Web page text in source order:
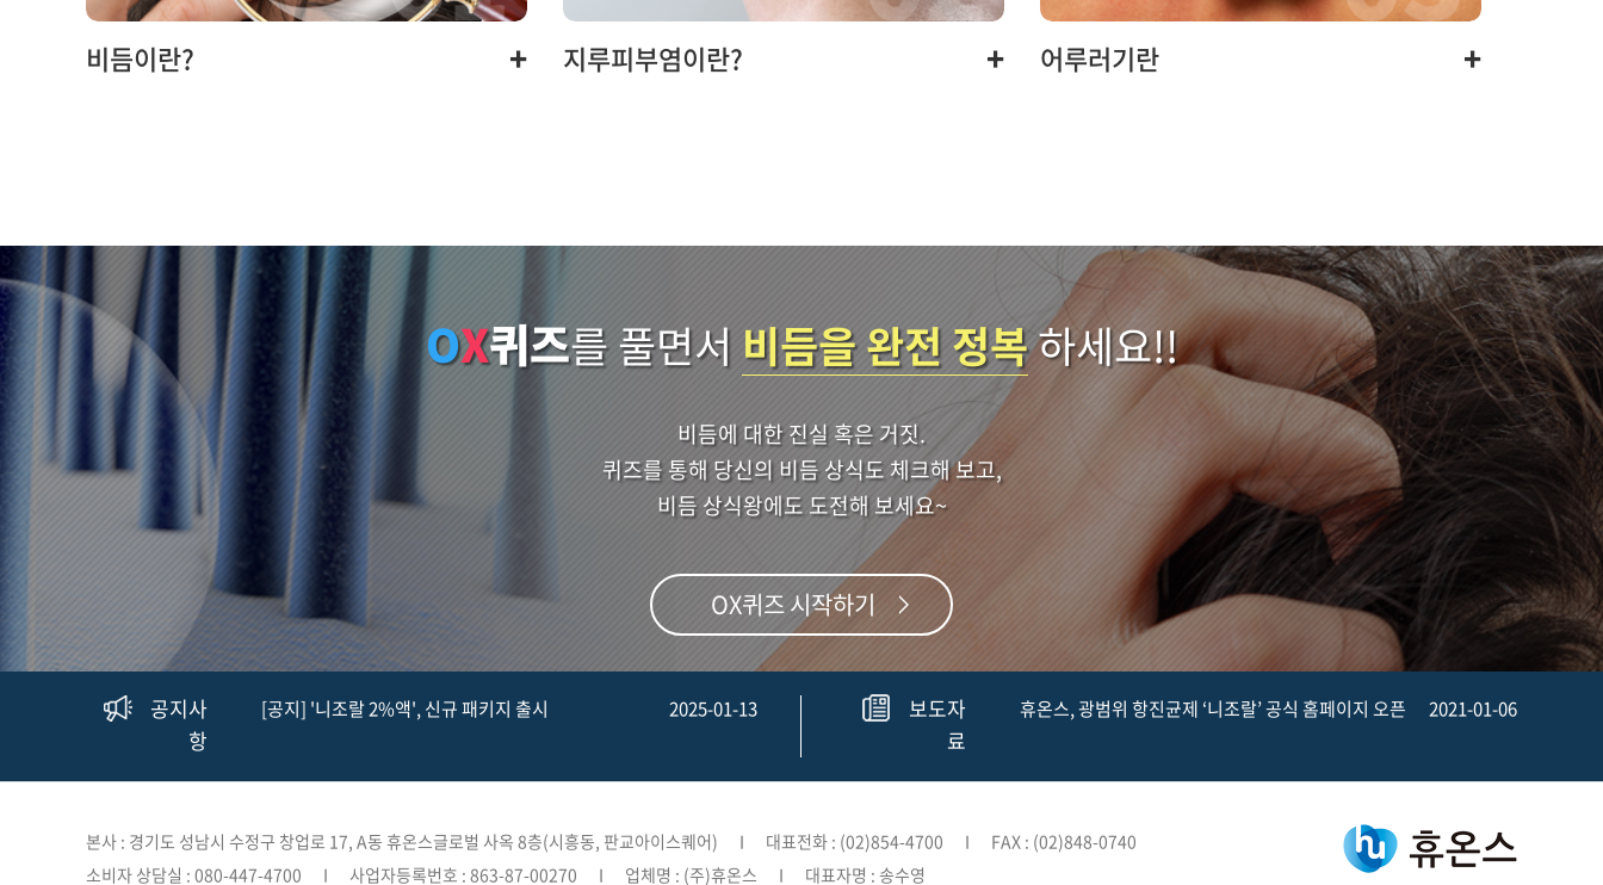
비듬이란? + 지루피부염이란? + 어루러기란 +
OX퀴즈를 풀면서 비듬을 완전 정복하세요!!
비듬에 대한 진실 혹은 거짓.
퀴즈를 통해 당신의 비듬 상식도 체크해 보고,
비듬 상식왕에도 도전해 보세요~
OX퀴즈 시작하기
공지사
항
[공지] '니조랄 2%액', 신규 패키지 출시 2025-01-13
보도자
료
휴온스, 광범위 항진균제 ‘니조랄’ 공식 홈페이지 오픈 2021-01-06
본사 : 경기도 성남시 수정구 창업로 17, A동 휴온스글로벌 사옥 8층(시흥동, 판교아이스퀘어) 대표전화 : (02)854-4700
FAX : (02)848-0740
소비자 상담실 : 080-447-4700
사업자등록번호 : 863-87-00270 업체명 : (주)휴온스 대표자명 : 송수영